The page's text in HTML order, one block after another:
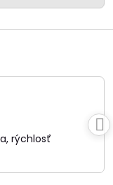
rýchlosť